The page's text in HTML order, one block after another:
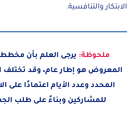
الابتكار والتنافسية.
ملحوظة: يرجى العلم بأن مخطط
المعروض هو إطار عام، وقد تختلف
المحدد وعدد الأيام اعتمادًا على
للمشاركين وبناءً على طلب